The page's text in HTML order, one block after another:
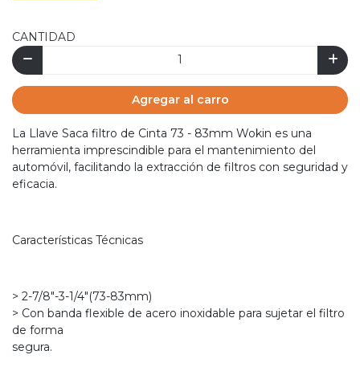
CANTIDAD
Agregar al carro
La Llave Saca filtro de Cinta 73 - 83mm Wokin es una
herramienta imprescindible para el mantenimiento del
automóvil, facilitando la extracción de filtros con seguridad y
eficacia.
Características Técnicas
> 2-7/8"-3-1/4"(73-83mm)
> Con banda flexible de acero inoxidable para sujetar el filtro
de forma
segura.